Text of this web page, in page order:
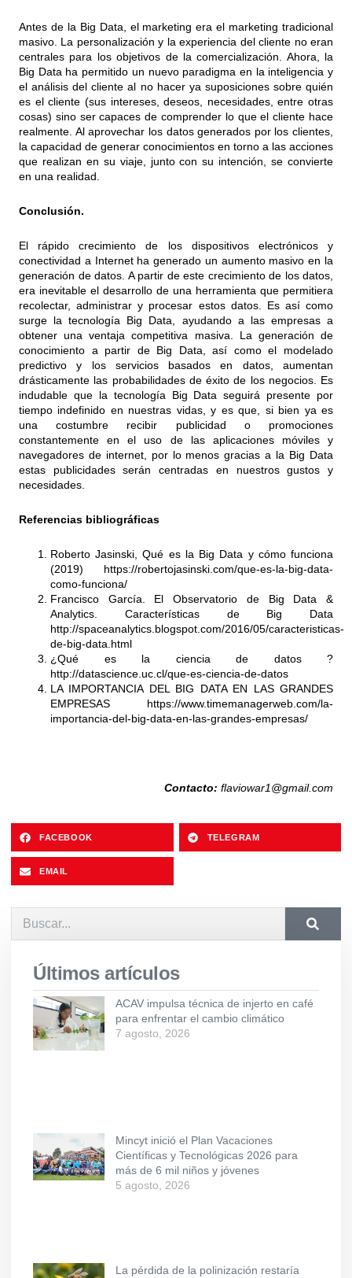
Antes de la Big Data, el marketing era el marketing tradicional
masivo. La personalización y la experiencia del cliente no eran
centrales para los objetivos de la comercialización. Ahora, la
Big Data ha permitido un nuevo paradigma en la inteligencia y
el análisis del cliente al no hacer ya suposiciones sobre quién
es el cliente (sus intereses, deseos, necesidades, entre otras
cosas) sino ser capaces de comprender lo que el cliente hace
realmente. Al aprovechar los datos generados por los clientes,
la capacidad de generar conocimientos en torno a las acciones
que realizan en su viaje, junto con su intención, se convierte
en una realidad.
Conclusión.
El rápido crecimiento de los dispositivos electrónicos y
conectividad a Internet ha generado un aumento masivo en la
generación de datos. A partir de este crecimiento de los datos,
era inevitable el desarrollo de una herramienta que permitiera
recolectar, administrar y procesar estos datos. Es así como
surge la tecnología Big Data, ayudando a las empresas a
obtener una ventaja competitiva masiva. La generación de
conocimiento a partir de Big Data, así como el modelado
predictivo y los servicios basados en datos, aumentan
drásticamente las probabilidades de éxito de los negocios. Es
indudable que la tecnología Big Data seguirá presente por
tiempo indefinido en nuestras vidas, y es que, si bien ya es
una costumbre recibir publicidad o promociones
constantemente en el uso de las aplicaciones móviles y
navegadores de internet, por lo menos gracias a la Big Data
estas publicidades serán centradas en nuestros gustos y
necesidades.
Referencias bibliográficas
Roberto Jasinski, Qué es la Big Data y cómo funciona
(2019) https://robertojasinski.com/que-es-la-big-data-
como-funciona/
Francisco García. El Observatorio de Big Data &
Analytics. Características de Big Data
http://spaceanalytics.blogspot.com/2016/05/caracteristicas-
de-big-data.html
¿Qué es la ciencia de datos ?
http://datascience.uc.cl/que-es-ciencia-de-datos
LA IMPORTANCIA DEL BIG DATA EN LAS GRANDES
EMPRESAS https://www.timemanagerweb.com/la-
importancia-del-big-data-en-las-grandes-empresas/
Contacto: flaviowar1@gmail.com
FACEBOOK TELEGRAM
EMAIL
Últimos artículos
ACAV impulsa técnica de injerto en café
para enfrentar el cambio climático
7 agosto, 2026
Mincyt inició el Plan Vacaciones
Científicas y Tecnológicas 2026 para
más de 6 mil niños y jóvenes
5 agosto, 2026
La pérdida de la polinización restaría